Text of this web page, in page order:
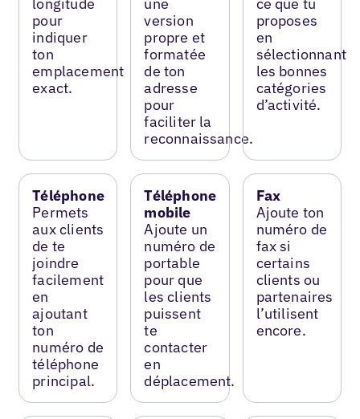
pour
indiquer
ton
emplacement
exact.
version
propre et
formatée
de ton
adresse
pour
faciliter la
reconnaissance.
proposes
en
sélectionnant
les bonnes
catégories
d’activité.
Téléphone
Permets
aux clients
de te
joindre
facilement
en
ajoutant
ton
numéro de
téléphone
principal.
Téléphone
mobile
Ajoute un
numéro de
portable
pour que
les clients
puissent
te
contacter
en
déplacement.
Fax
Ajoute ton
numéro de
fax si
certains
clients ou
partenaires
l’utilisent
encore.